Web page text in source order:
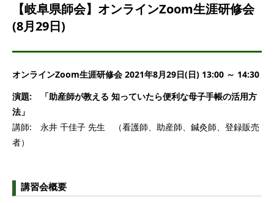
【岐阜県師会】オンラインZoom生涯研修会
(8月29日)
オンラインZoom生涯研修会 2021年8月29日(日) 13:00 ～ 14:30
演題: 「助産師が教える 知っていたら便利な母子手帳の活用方
法」
講師: 永井 千佳子 先生 （看護師、助産師、鍼灸師、登録販売
者）
講習会概要